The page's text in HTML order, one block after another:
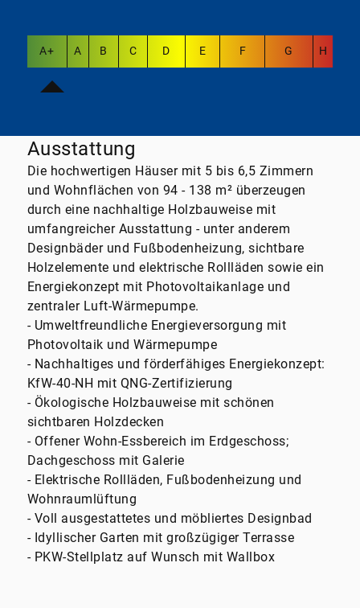
A+ A B C D E F G H
Ausstattung
Die hochwertigen Häuser mit 5 bis 6,5 Zimmern
und Wohnflächen von 94 - 138 m² überzeugen
durch eine nachhaltige Holzbauweise mit
umfangreicher Ausstattung - unter anderem
Designbäder und Fußbodenheizung, sichtbare
Holzelemente und elektrische Rollläden sowie ein
Energiekonzept mit Photovoltaikanlage und
zentraler Luft-Wärmepumpe.
- Umweltfreundliche Energieversorgung mit
Photovoltaik und Wärmepumpe
- Nachhaltiges und förderfähiges Energiekonzept:
KfW-40-NH mit QNG-Zertifizierung
- Ökologische Holzbauweise mit schönen
sichtbaren Holzdecken
- Offener Wohn-Essbereich im Erdgeschoss;
Dachgeschoss mit Galerie
- Elektrische Rollläden, Fußbodenheizung und
Wohnraumlüftung
- Voll ausgestattetes und möbliertes Designbad
- Idyllischer Garten mit großzügiger Terrasse
- PKW-Stellplatz auf Wunsch mit Wallbox